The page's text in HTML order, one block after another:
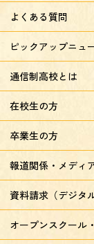
よくある質問
ピックアップニュ
通信制高校とは
在校生の方
卒業生の方
報道関係・メディ
資料請求（デジタ
オープンスクール